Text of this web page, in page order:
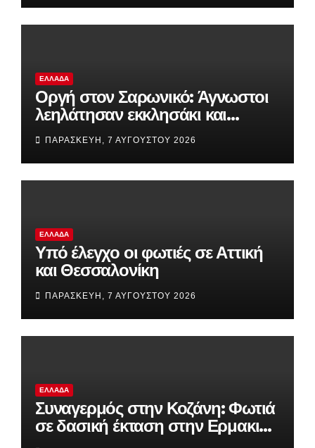
ΕΛΛΆΔΑ
Οργή στον Σαρωνικό: Άγνωστοι
λεηλάτησαν εκκλησάκι και
προκάλεσαν καταστροφές στο
Ιερό
ΠΑΡΑΣΚΕΥΉ, 7 ΑΥΓΟΎΣΤΟΥ 2026
ΕΛΛΆΔΑ
Υπό έλεγχο οι φωτιές σε Αττική
και Θεσσαλονίκη
ΠΑΡΑΣΚΕΥΉ, 7 ΑΥΓΟΎΣΤΟΥ 2026
ΕΛΛΆΔΑ
Συναγερμός στην Κοζάνη: Φωτιά
σε δασική έκταση στην Ερμακιά